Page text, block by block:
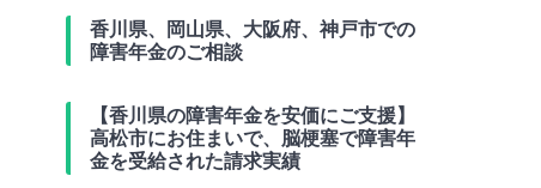
香川県、岡山県、大阪府、神戸市での
障害年金のご相談
【香川県の障害年金を安価にご支援】
高松市にお住まいで、脳梗塞で障害年
金を受給された請求実績